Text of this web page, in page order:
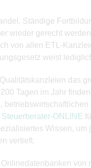
Ständige
wieder gerecht
von allen ETL-
weist
das
Tagen im Jahr
Steuerberater-ONLINE
Wissen,
vertieft.